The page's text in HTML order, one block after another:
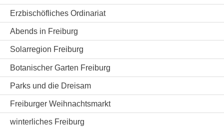
Erzbischöfliches Ordinariat
Abends in Freiburg
Solarregion Freiburg
Botanischer Garten Freiburg
Parks und die Dreisam
Freiburger Weihnachtsmarkt
winterliches Freiburg